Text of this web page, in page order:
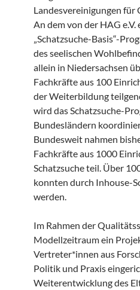
Landesvereinigungen
An dem von der HAG
„Schatzsuche-Basis“-
des seelischen
allein in Niedersachsen
Fachkräfte aus 100
der Weiterbildung
wird das Schatzsuche-
Bundesländern
Bundesweit nahmen
Fachkräfte aus 1000
Schatzsuche teil. Über
konnten durch Inhouse-
werden.
Im Rahmen der
Modellzeitraum ein
Vertreter*innen aus
Politik und Praxis
Weiterentwicklung des